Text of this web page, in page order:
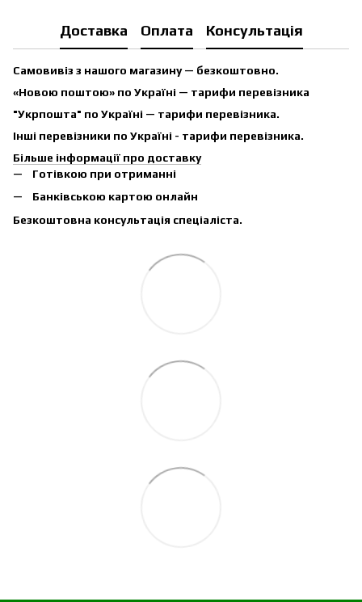
Доставка Оплата Консультація
Самовивіз з нашого магазину — безкоштовно.
«Новою поштою» по Україні — тарифи перевізника
"Укрпошта" по Україні — тарифи перевізника.
Інші перевізники по Україні - тарифи перевізника.
Більше інформації про доставку
Готівкою при отриманні
Банківською картою онлайн
Безкоштовна консультація спеціаліста.